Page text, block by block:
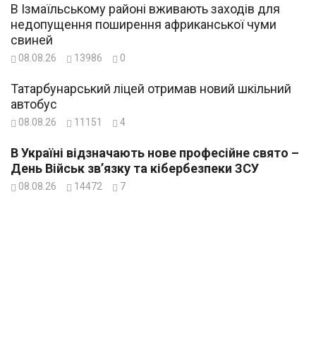
В Ізмаїльському районі вживають заходів для
недопущення поширення африканської чуми
свиней
08.08.26 13986 0
Татарбунарський ліцей отримав новий шкільний
автобус
08.08.26 11151 4
В Україні відзначають нове професійне свято –
День Військ зв’язку та кібербезпеки ЗСУ
08.08.26 14472 7